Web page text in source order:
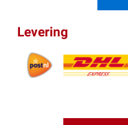
Levering